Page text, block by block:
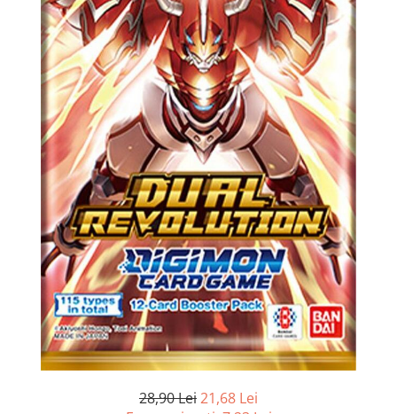
Miniaturi HEROCLIX
Accesorii pentru boardgames
Protectii carti (Sleeves)
Playmats
Deck Boxes/Cutii pentru carti
Portofolii/ Clasoare pentru carti
The Army Painter
Organizatoare
Carti
Carti de joc
Alte produse Hobby
Merch Lex Hobby Store
Pop Culture
Sepci
28,90 Lei21,68 Lei